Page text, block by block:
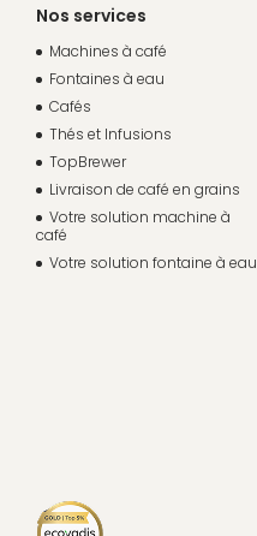
Nos services
Machines à café
Fontaines à eau
Cafés
Thés et Infusions
TopBrewer
Livraison de café en grains
Votre solution machine à
café
Votre solution fontaine à eau